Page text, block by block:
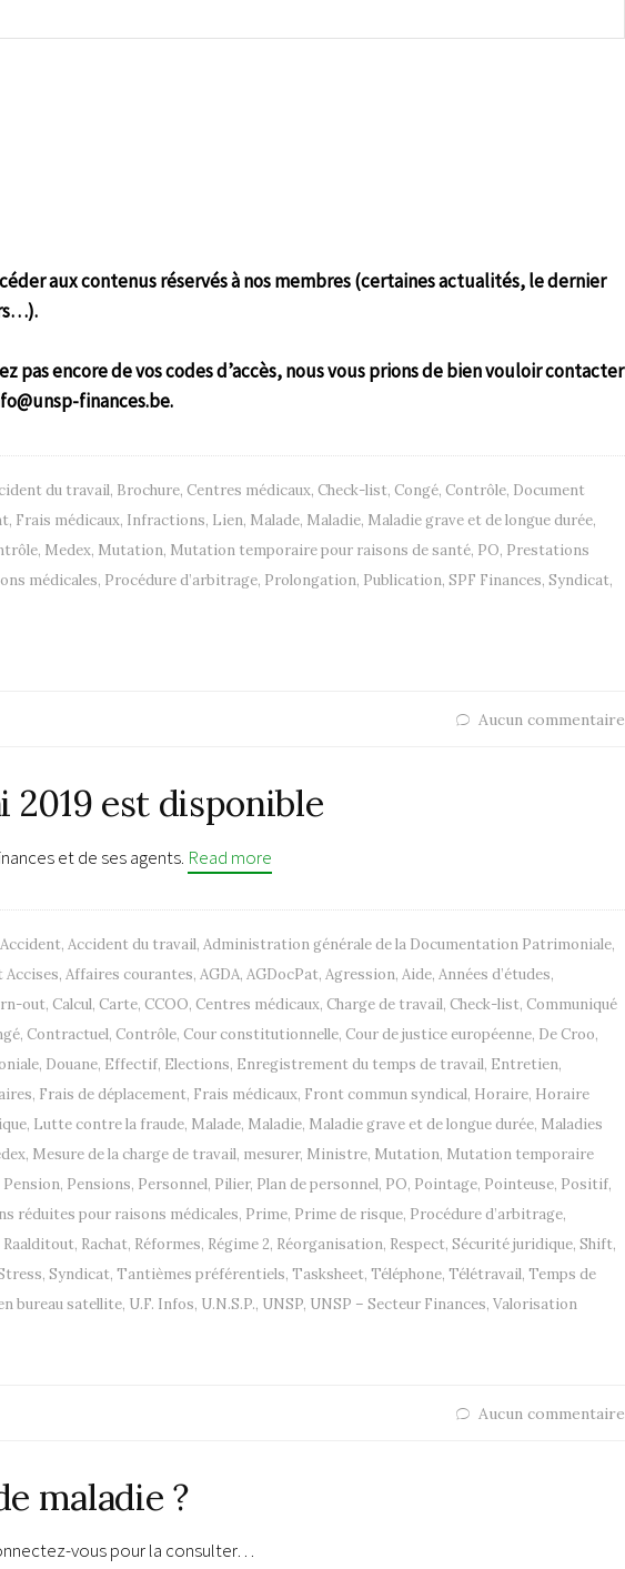
aux contenus réservés à nos membres (certaines actualités, le dernier
pas encore de vos codes d’accès, nous vous prions de bien vouloir contacter
finances.be.
du travail, Brochure, Centres médicaux, Check-list, Congé, Contrôle, Document
, Frais médicaux, Infractions, Lien, Malade, Maladie, Maladie grave et de longue durée,
, Medex, Mutation, Mutation temporaire pour raisons de santé, PO, Prestations
médicales, Procédure d’arbitrage, Prolongation, Publication, SPF Finances, Syndicat,
Aucun commentaire
2019 est disponible
et de ses agents. Read more
Accident, Accident du travail, Administration générale de la Documentation Patrimoniale,
Accises, Affaires courantes, AGDA, AGDocPat, Agression, Aide, Années d’études,
out, Calcul, Carte, CCOO, Centres médicaux, Charge de travail, Check-list, Communiqué
, Contractuel, Contrôle, Cour constitutionnelle, Cour de justice européenne, De Croo,
, Douane, Effectif, Elections, Enregistrement du temps de travail, Entretien,
, Frais de déplacement, Frais médicaux, Front commun syndical, Horaire, Horaire
, Lutte contre la fraude, Malade, Maladie, Maladie grave et de longue durée, Maladies
, Mesure de la charge de travail, mesurer, Ministre, Mutation, Mutation temporaire
Pension, Pensions, Personnel, Pilier, Plan de personnel, PO, Pointage, Pointeuse, Positif,
réduites pour raisons médicales, Prime, Prime de risque, Procédure d’arbitrage,
Raalditout, Rachat, Réformes, Régime 2, Réorganisation, Respect, Sécurité juridique, Shift,
, Syndicat, Tantièmes préférentiels, Tasksheet, Téléphone, Télétravail, Temps de
bureau satellite, U.F. Infos, U.N.S.P., UNSP, UNSP – Secteur Finances, Valorisation
Aucun commentaire
maladie ?
vous pour la consulter…